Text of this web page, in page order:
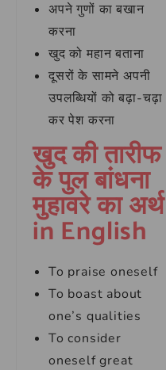
अपने गुणों का बखान
करना
खुद को महान बताना
दूसरों के सामने अपनी
उपलब्धियों को बढ़ा-चढ़ा
कर पेश करना
खुद की तारीफ
के पुल बांधना
मुहावरे का अर्थ
in English
To praise oneself
To boast about
one’s qualities
To consider
oneself great